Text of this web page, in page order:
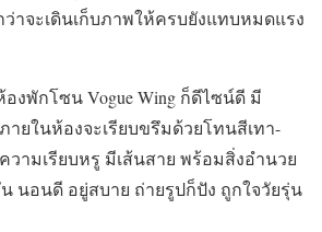
าจะเดินเก็บภาพให้ครบยังแทบหมดแรง
งพักโซน Vogue Wing ก็ดีไซน์ดี มี
ยในห้องจะเรียบขรึมด้วยโทนสีเทา-
วามเรียบหรู มีเส้นสาย พร้อมสิ่งอำนวย
นอนดี อยู่สบาย ถ่ายรูปก็ปัง ถูกใจวัยรุ่น